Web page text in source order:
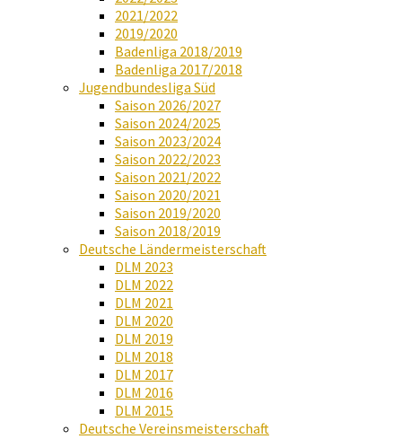
2021/2022
2019/2020
Badenliga 2018/2019
Badenliga 2017/2018
Jugendbundesliga Süd
Saison 2026/2027
Saison 2024/2025
Saison 2023/2024
Saison 2022/2023
Saison 2021/2022
Saison 2020/2021
Saison 2019/2020
Saison 2018/2019
Deutsche Ländermeisterschaft
DLM 2023
DLM 2022
DLM 2021
DLM 2020
DLM 2019
DLM 2018
DLM 2017
DLM 2016
DLM 2015
Deutsche Vereinsmeisterschaft